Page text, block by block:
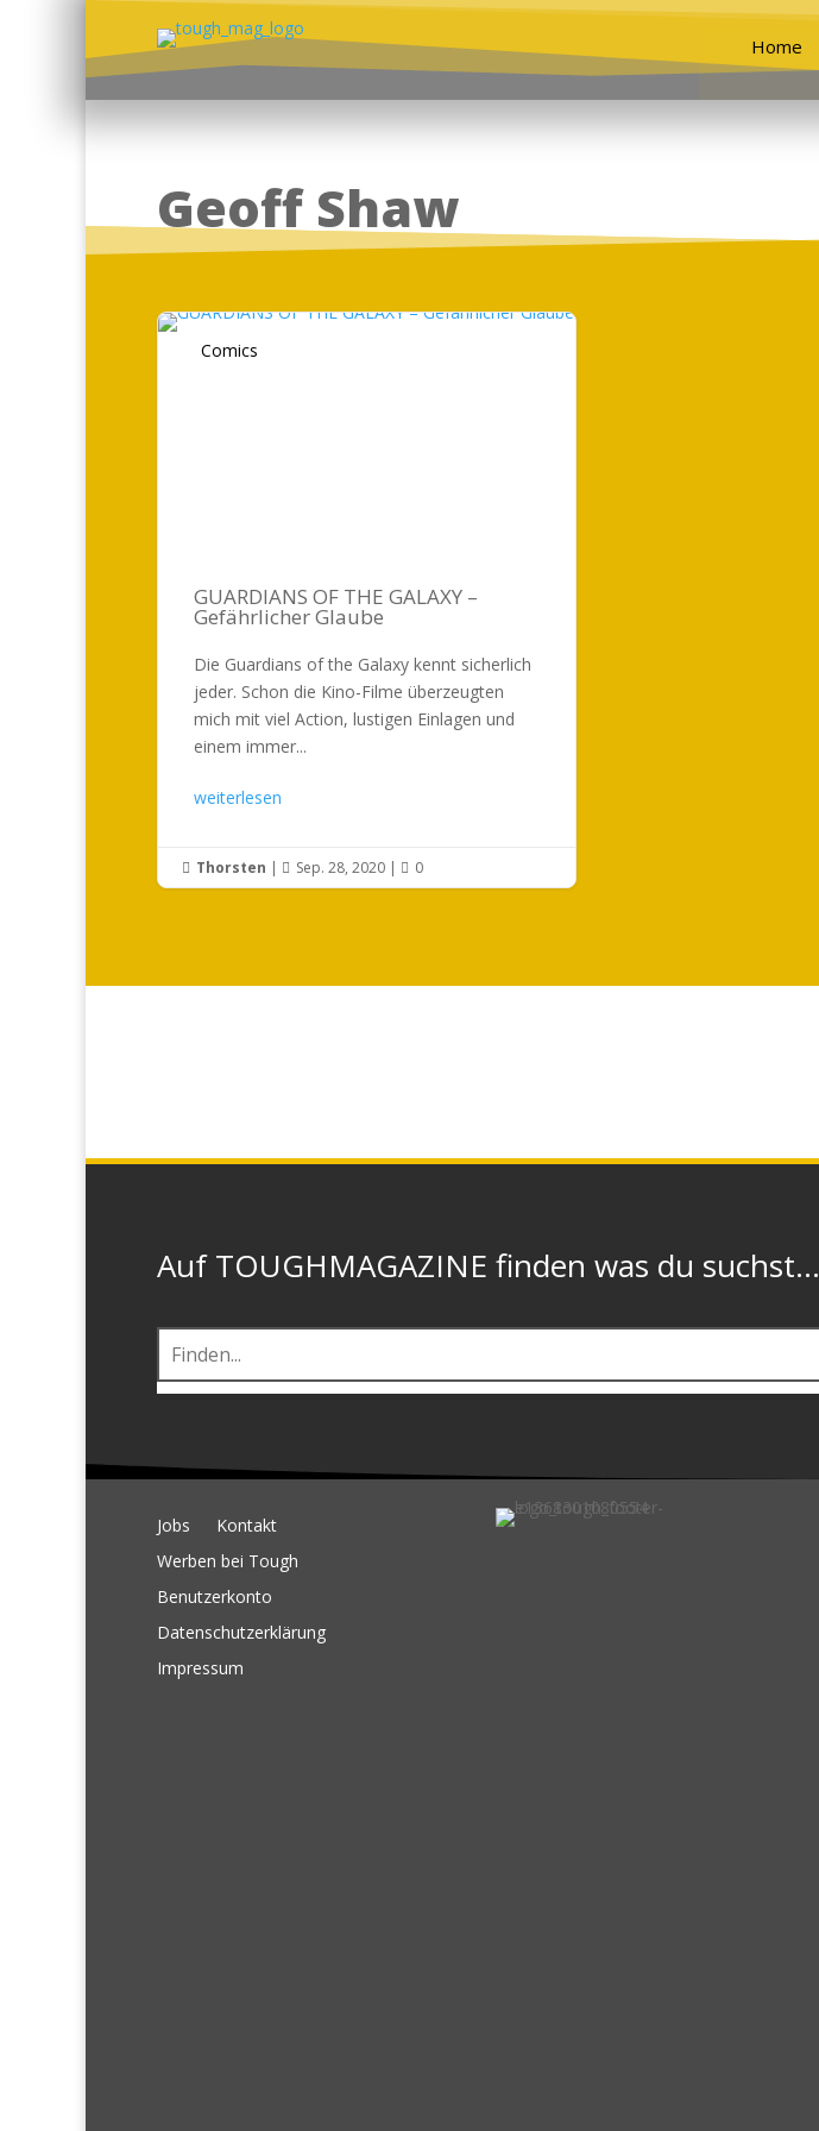
Home
Geoff Shaw
Comics
GUARDIANS OF THE GALAXY –
Gefährlicher Glaube
Die Guardians of the Galaxy kennt sicherlich
jeder. Schon die Kino-Filme überzeugten
mich mit viel Action, lustigen Einlagen und
einem immer...
weiterlesen
 Thorsten |  Sep. 28, 2020 |  0
Auf TOUGHMAGAZINE finden was du suchst...
Jobs
Kontakt
Werben bei Tough
Benutzerkonto
Datenschutzerklärung
Impressum